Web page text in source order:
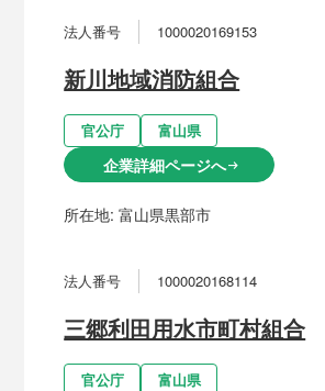
法人番号 1000020169153
新川地域消防組合
官公庁 富山県
企業詳細ページへarrow_right_alt
所在地:富山県黒部市
法人番号 1000020168114
三郷利田用水市町村組合
官公庁 富山県